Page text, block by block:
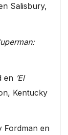
Salisbury,
en ‘El
Kentucky
Fordman en